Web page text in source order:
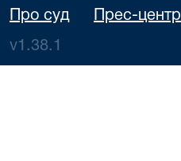
Про суд Прес-центр
v1.38.1